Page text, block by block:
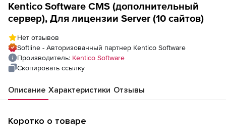
Kentico Software CMS (дополнительный
сервер), Для лицензии Server (10 сайтов)
Нет отзывов
Softline - Авторизованный партнер Kentico Software
Производитель: Kentico Software
Скопировать ссылку
Описание Характеристики Отзывы
Коротко о товаре